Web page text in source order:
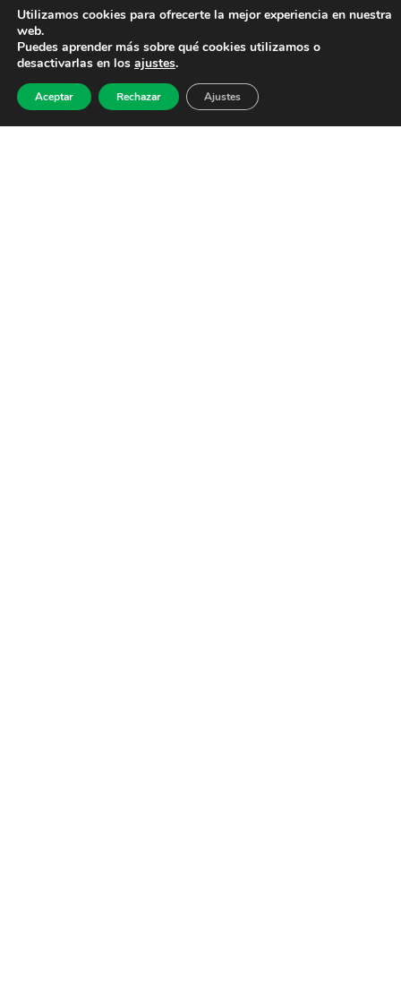
Utilizamos cookies para ofrecerte la mejor experiencia en nuestra
web.
Puedes aprender más sobre qué cookies utilizamos o
desactivarlas en los ajustes.
Aceptar Rechazar Ajustes